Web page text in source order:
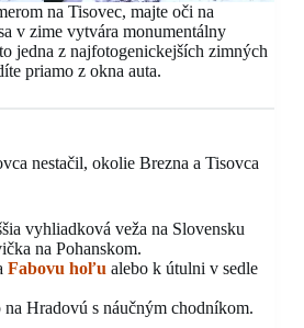
na Tisovec, majte oči na
v zime vytvára monumentálny
jedna z najfotogenickejších zimných
priamo z okna auta.
nestačil, okolie Brezna a Tisovca
vyhliadková veža na Slovensku
na Pohanskom.
Fabovu hoľu alebo k útulni v sedle
Hradovú s náučným chodníkom.